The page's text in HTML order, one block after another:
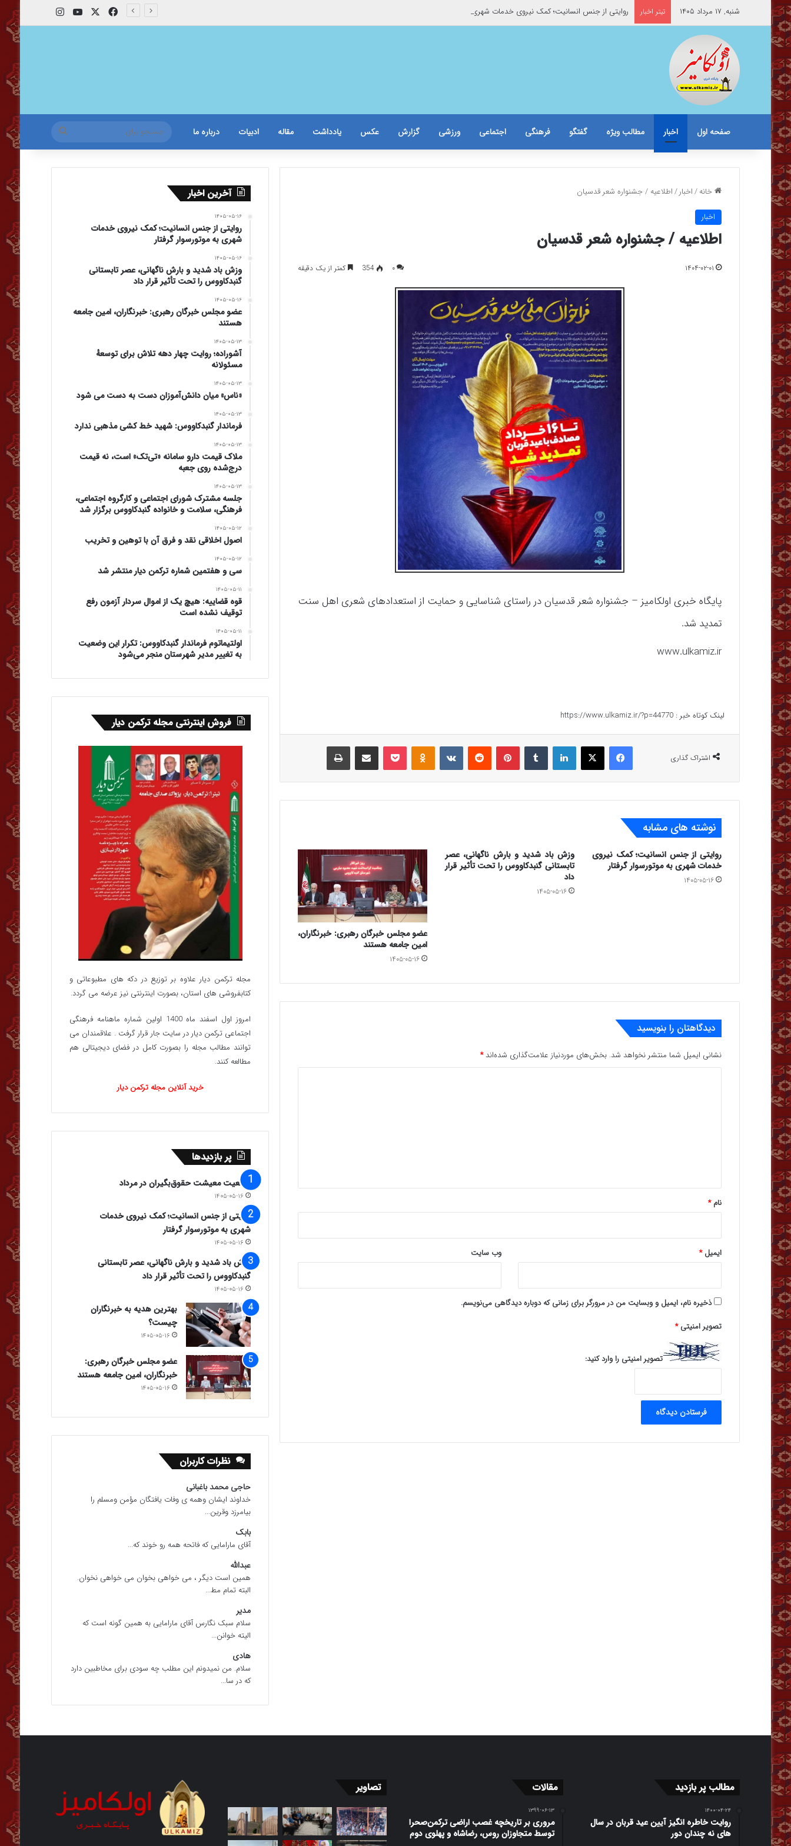
شنبه, ۱۷ مرداد ۱۴۰۵ تیتر اخبار روایتی از جنس انسانیت؛ کمک نیروی خدمات شهری به موتورسوار گرفتار فیس بوکیوتیوباینستاگرام
صفحه اول اخبار مطالب ویژه گفتگو فرهنگی اجتماعی ورزشی گزارش عکس یادداشت مقاله ادبیات درباره ما
جستجو
برای
خانه/اخبار/اطلاعیه / جشنواره شعر قدسیان
اخبار
اطلاعیه / جشنواره شعر قدسیان
۱۴۰۴-۰۲-۰۱ ۰ 354 کمتر از یک دقیقه
پایگاه خبری اولکامیز – جشنواره شعر قدسیان در راستای شناسایی و حمایت از استعدادهای شعری اهل سنت
تمدید شد.
www.ulkamiz.ir
لینک کوتاه خبر : https://www.ulkamiz.ir/?p=44770
اشتراک گذاری
فیس بوک X لینکدین ‫پین‌ترست ‫رددیت پاکت اشتراک گذاری از طریق ایمیل
نوشته های مشابه
روایتی از جنس انسانیت؛ کمک نیروی
خدمات شهری به موتورسوار گرفتار
۱۴۰۵-۰۵-۱۶
وزش باد شدید و بارش ناگهانی، عصر
تابستانی گنبدکاووس را تحت تأثیر قرار
داد
۱۴۰۵-۰۵-۱۶
عضو مجلس خبرگان رهبری: خبرنگاران،
امین جامعه هستند
۱۴۰۵-۰۵-۱۶
دیدگاهتان را بنویسید
نشانی ایمیل شما منتشر نخواهد شد. بخش‌های موردنیاز علامت‌گذاری شده‌اند*
نام*
ایمیل* وب‌ سایت
ذخیره نام، ایمیل و وبسایت من در مرورگر برای زمانی که دوباره دیدگاهی می‌نویسم.
تصویر امنیتی*
تصویر امنیتی را وارد کنید:
آخرین اخبار
۱۴۰۵-۰۵-۱۶
روایتی از جنس انسانیت؛ کمک نیروی خدمات
شهری به موتورسوار گرفتار
۱۴۰۵-۰۵-۱۶
وزش باد شدید و بارش ناگهانی، عصر تابستانی
گنبدکاووس را تحت تأثیر قرار داد
۱۴۰۵-۰۵-۱۶
عضو مجلس خبرگان رهبری: خبرنگاران، امین جامعه
هستند
۱۴۰۵-۰۵-۱۳
آشوراده؛ روایت چهار دهه تلاش برای توسعهٔ
مسئولانه
۱۴۰۵-۰۵-۱۳
«ناس» میان دانش‌آموزان دست به دست می شود
۱۴۰۵-۰۵-۱۳
فرماندار گنبدکاووس: شهید خط کشی مذهبی ندارد
۱۴۰۵-۰۵-۱۳
ملاک قیمت دارو سامانه «تی‌تک» است، نه قیمت
درج‌شده روی جعبه
۱۴۰۵-۰۵-۱۳
جلسه مشترک شورای اجتماعی و کارگروه اجتماعی،
فرهنگی، سلامت و خانواده گنبدکاووس برگزار شد
۱۴۰۵-۰۵-۱۲
اصول اخلاقی نقد و فرق آن با توهین و تخریب
۱۴۰۵-۰۵-۱۲
سی و هفتمین شماره ترکمن دیار منتشر شد
۱۴۰۵-۰۵-۱۱
قوه قضاییه: هیچ یک از اموال سردار آزمون رفع
توقیف نشده است
۱۴۰۵-۰۵-۱۱
اولتیماتوم فرماندار گنبدکاووس: تکرار این وضعیت
به تغییر مدیر شهرستان منجر می‌شود
فروش اینترنتی مجله ترکمن دیار
مجله ترکمن دیار علاوه بر توزیع در دکه های مطبوعاتی و
کتابفروشی های استان، بصورت اینترنتی نیز عرضه می گردد.‌
امروز اول اسفند ماه 1400 اولین شماره ماهنامه فرهنگی
اجتماعی ترکمن دیار در سایت جار قرار گرفت . علاقمندان می
توانند مطالب مجله را بصورت کامل در فضای دیجیتالی هم
مطالعه کنند.
خرید آنلاین مجله ترکمن دیار
پر بازدیدها
وضعیت معیشت حقوق‌بگیران در مرداد
۱۴۰۵-۰۵-۱۶
روایتی از جنس انسانیت؛ کمک نیروی خدمات
شهری به موتورسوار گرفتار
۱۴۰۵-۰۵-۱۶
وزش باد شدید و بارش ناگهانی، عصر تابستانی
گنبدکاووس را تحت تأثیر قرار داد
۱۴۰۵-۰۵-۱۶
بهترین هدیه به خبرنگاران
چیست؟
۱۴۰۵-۰۵-۱۶
عضو مجلس خبرگان رهبری:
خبرنگاران، امین جامعه هستند
۱۴۰۵-۰۵-۱۶
نظرات کاربران
حاجی محمد باغبانی
خداوند ایشان وهمه ی وفات یافتگان مؤمن ومسلم را
بیامرزد وقرین...
بابک
آقای مارامایی که فاتحه همه رو خوند که...
عبدالله
همین است دیگر ، می خواهی بخوان می خواهی نخوان.
البته تمام مط...
مدیر
سلام سبک نگارس آقای مارامایی به همین گونه است که
الیته خوانن...
هادی
سلام. من نمیدونم این مطلب چه سودی برای مخاطبین دارد
که در سا...
مطالب پر بازدید
۱۴۰۰-۰۴-۲۴
روایت خاطره انگیز آیین عید قربان در سال
های نه چندان دور
مقالات
۱۳۹۹-۰۶-۱۳
مروری بر تاریخچه غصب اراضی ترکمن‌صحرا
توسط متجاوزان روس، رضاشاه و پهلوی دوم
تصاویر